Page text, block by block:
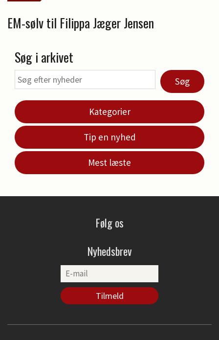
EM-sølv til Filippa Jæger Jensen
Søg i arkivet
Søg
Kategorier
Tip en nyhed
Mest læste
Følg os
Nyhedsbrev